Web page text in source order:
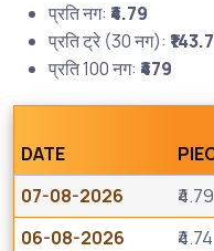
प्रति नग: ₹4.79
प्रति ट्रे (30 नग): ₹143.7
प्रति 100 नग: ₹479
DATE
07-08-2026
₹4.79
06-08-2026
₹4.74